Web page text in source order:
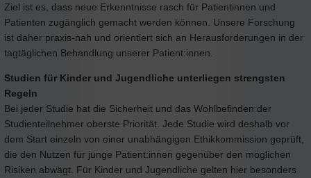
Ziel ist es, dass neue Erkenntnisse rasch für Patientinnen und
Patienten zugänglich gemacht werden können. Unsere Forschung
ist daher praxis-nah und orientiert sich an Herausforderungen in der
tagtäglichen Behandlung unserer Patient:innen.
Studien für Kinder und Jugendliche unterliegen strengsten
Regeln
Bei jeder Studie hat die Sicherheit und das Wohlbefinden der
Studienteilnehmer oberste Priorität. Jede Studie wird deshalb vor
dem Start einzeln von einer unabhängigen Ethikkommission geprüft,
die den Nutzen für junge Patient:innen gegenüber den möglichen
Risiken abwägt. Für Kinder und Jugendliche gelten hier besonders